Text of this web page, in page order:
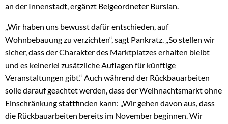
an der Innenstadt, ergänzt Beigeordneter Bursian.
„Wir haben uns bewusst dafür entschieden, auf
Wohnbebauung zu verzichten“, sagt Pankratz. „So stellen wir
sicher, dass der Charakter des Marktplatzes erhalten bleibt
und es keinerlei zusätzliche Auflagen für künftige
Veranstaltungen gibt.“ Auch während der Rückbauarbeiten
solle darauf geachtet werden, dass der Weihnachtsmarkt ohne
Einschränkung stattfinden kann: „Wir gehen davon aus, dass
die Rückbauarbeiten bereits im November beginnen. Wir